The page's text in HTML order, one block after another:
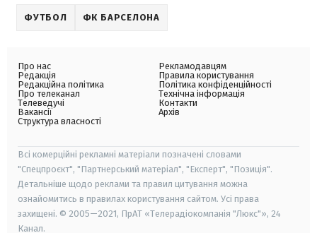
ФУТБОЛ ФК БАРСЕЛОНА
Про нас
Редакція
Редакційна політика
Про телеканал
Телеведучі
Вакансії
Структура власності
Рекламодавцям
Правила користування
Політика конфіденційності
Технічна інформація
Контакти
Архів
Всі комерційні рекламні матеріали позначені словами
"Спецпроєкт", "Партнерський матеріал", "Експерт", "Позиція".
Детальніше щодо реклами та правил цитування можна
ознайомитись в правилах користування сайтом. Усі права
захищені. © 2005—2021, ПрАТ «Телерадіокомпанія "Люкс"», 24
Канал.